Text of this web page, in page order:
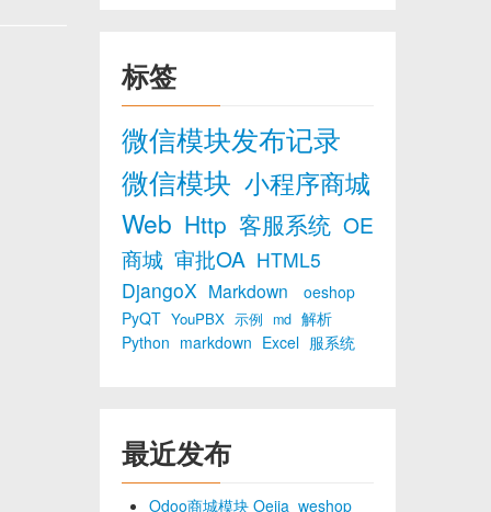
标签
微信模块发布记录
微信模块 小程序商城
Web Http 客服系统 OE
商城 审批OA HTML5
DjangoX Markdown
oeshop
PyQT YouPBX 示例 md 解析
Python markdown Excel 服系统
最近发布
Odoo商城模块 Oejia_weshop